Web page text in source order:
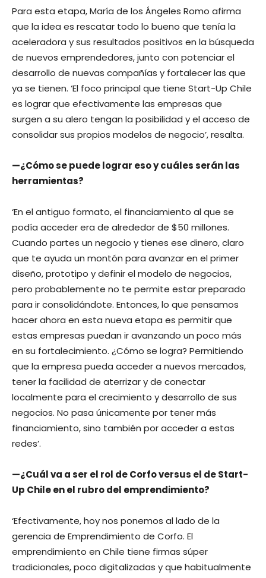
Para esta etapa, María de los Ángeles Romo afirma
que la idea es rescatar todo lo bueno que tenía la
aceleradora y sus resultados positivos en la búsqueda
de nuevos emprendedores, junto con potenciar el
desarrollo de nuevas compañías y fortalecer las que
ya se tienen. ‘El foco principal que tiene Start-Up Chile
es lograr que efectivamente las empresas que
surgen a su alero tengan la posibilidad y el acceso de
consolidar sus propios modelos de negocio’, resalta.
—¿Cómo se puede lograr eso y cuáles serán las
herramientas?
‘En el antiguo formato, el financiamiento al que se
podía acceder era de alrededor de $50 millones.
Cuando partes un negocio y tienes ese dinero, claro
que te ayuda un montón para avanzar en el primer
diseño, prototipo y definir el modelo de negocios,
pero probablemente no te permite estar preparado
para ir consolidándote. Entonces, lo que pensamos
hacer ahora en esta nueva etapa es permitir que
estas empresas puedan ir avanzando un poco más
en su fortalecimiento. ¿Cómo se logra? Permitiendo
que la empresa pueda acceder a nuevos mercados,
tener la facilidad de aterrizar y de conectar
localmente para el crecimiento y desarrollo de sus
negocios. No pasa únicamente por tener más
financiamiento, sino también por acceder a estas
redes’.
—¿Cuál va a ser el rol de Corfo versus el de Start-
Up Chile en el rubro del emprendimiento?
‘Efectivamente, hoy nos ponemos al lado de la
gerencia de Emprendimiento de Corfo. El
emprendimiento en Chile tiene firmas súper
tradicionales, poco digitalizadas y que habitualmente